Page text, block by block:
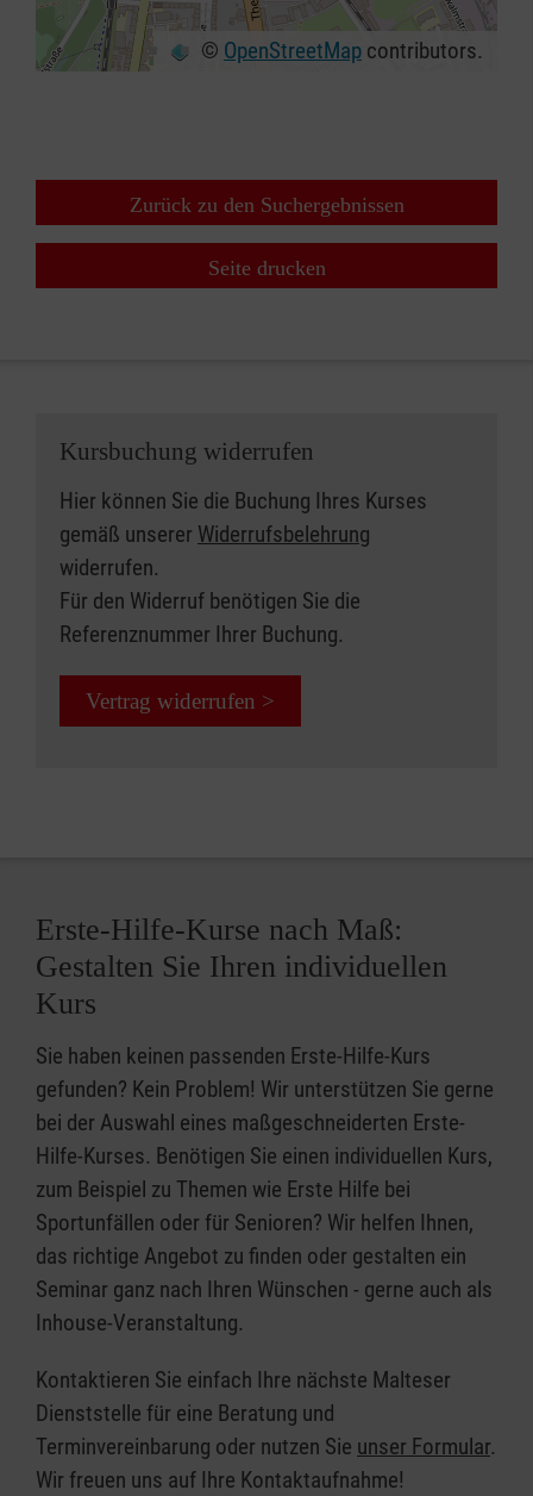
© OpenStreetMap contributors.
Zurück zu den Suchergebnissen
Seite drucken
Kursbuchung widerrufen
Hier können Sie die Buchung Ihres Kurses
gemäß unserer Widerrufsbelehrung
widerrufen.
Für den Widerruf benötigen Sie die
Referenznummer Ihrer Buchung.
Vertrag widerrufen >
Erste-Hilfe-Kurse nach Maß:
Gestalten Sie Ihren individuellen
Kurs
Sie haben keinen passenden Erste-Hilfe-Kurs
gefunden? Kein Problem! Wir unterstützen Sie gerne
bei der Auswahl eines maßgeschneiderten Erste-
Hilfe-Kurses. Benötigen Sie einen individuellen Kurs,
zum Beispiel zu Themen wie Erste Hilfe bei
Sportunfällen oder für Senioren? Wir helfen Ihnen,
das richtige Angebot zu finden oder gestalten ein
Seminar ganz nach Ihren Wünschen - gerne auch als
Inhouse-Veranstaltung.
Kontaktieren Sie einfach Ihre nächste Malteser
Dienststelle für eine Beratung und
Terminvereinbarung oder nutzen Sie unser Formular.
Wir freuen uns auf Ihre Kontaktaufnahme!